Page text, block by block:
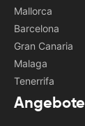
Mallorca
Barcelona
Gran Canaria
Malaga
Tenerrifa
Angebote